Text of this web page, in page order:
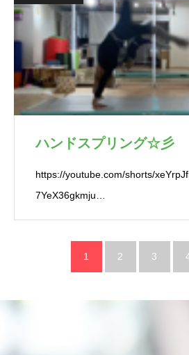
ハンドスプリング☆彡
https://youtube.com/shorts/
7YeX36gkmju…
1 2 3